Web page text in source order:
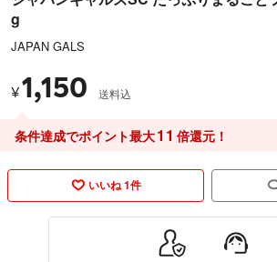
g
JAPAN GALS
¥1,150 送料込
条件達成でポイント最大11 倍還元！
いいね 1件